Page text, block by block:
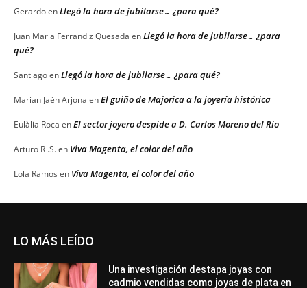
GerardoenLlegó la hora de jubilarse… ¿para qué?
Juan Maria Ferrandiz Quesada enLlegó la hora de jubilarse… ¿para
qué?
SantiagoenLlegó la hora de jubilarse… ¿para qué?
Marian Jaén Arjona enEl guiño de Majorica a la joyería histórica
Eulàlia Roca enEl sector joyero despide a D. Carlos Moreno del Rio
Arturo R .S.en Viva Magenta, el color del año
Lola Ramos en Viva Magenta, el color del año
LO MÁS LEÍDO
Una investigación destapa joyas con
cadmio vendidas como joyas de plata en